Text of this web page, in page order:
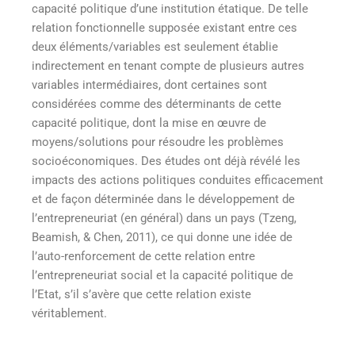
capacité politique d’une institution étatique. De telle
relation fonctionnelle supposée existant entre ces
deux éléments/variables est seulement établie
indirectement en tenant compte de plusieurs autres
variables intermédiaires, dont certaines sont
considérées comme des déterminants de cette
capacité politique, dont la mise en œuvre de
moyens/solutions pour résoudre les problèmes
socioéconomiques. Des études ont déjà révélé les
impacts des actions politiques conduites efficacement
et de façon déterminée dans le développement de
l’entrepreneuriat (en général) dans un pays (Tzeng,
Beamish, & Chen, 2011), ce qui donne une idée de
l’auto-renforcement de cette relation entre
l’entrepreneuriat social et la capacité politique de
l’Etat, s’il s’avère que cette relation existe
véritablement.